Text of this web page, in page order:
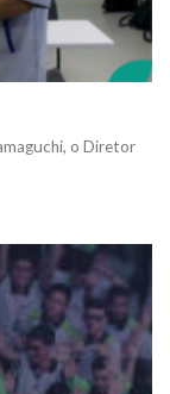
o Diretor